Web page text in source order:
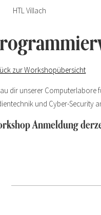
zur Workshopübersicht
dir unserer Computerlabore
und Cyber-Security
Anmeldung
HTL Villach